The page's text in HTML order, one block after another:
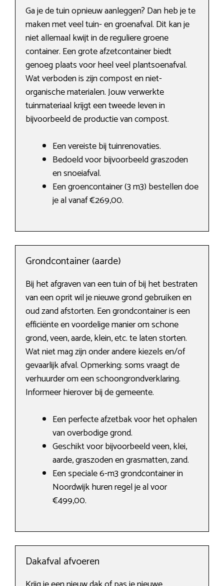
Ga je de tuin opnieuw aanleggen? Dan heb je te
maken met veel tuin- en groenafval. Dit kan je
niet allemaal kwijt in de reguliere groene
container. Een grote afzetcontainer biedt
genoeg plaats voor heel veel plantsoenafval.
Wat verboden is zijn compost en niet-
organische materialen. Jouw verwerkte
tuinmateriaal krijgt een tweede leven in
bijvoorbeeld de productie van compost.
Een vereiste bij tuinrenovaties.
Bedoeld voor bijvoorbeeld graszoden
en snoeiafval.
Een groencontainer (3 m3) bestellen doe
je al vanaf €269,00.
Grondcontainer (aarde)
Bij het afgraven van een tuin of bij het bestraten
van een oprit wil je nieuwe grond gebruiken en
oud zand afstorten. Een grondcontainer is een
efficiënte en voordelige manier om schone
grond, veen, aarde, klein, etc. te laten storten.
Wat niet mag zijn onder andere kiezels en/of
gevaarlijk afval. Opmerking: soms vraagt de
verhuurder om een schoongrondverklaring.
Informeer hierover bij de gemeente.
Een perfecte afzetbak voor het ophalen
van overbodige grond.
Geschikt voor bijvoorbeeld veen, klei,
aarde, graszoden en grasmatten, zand.
Een speciale 6-m3 grondcontainer in
Noordwijk huren regel je al voor
€499,00.
Dakafval afvoeren